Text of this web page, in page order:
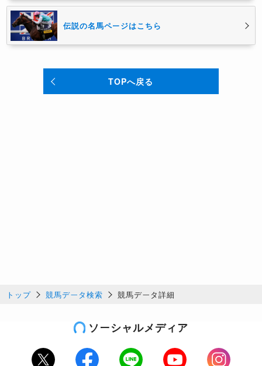
伝説の名馬ページはこちら
TOPへ戻る
トップ 競馬データ検索 競馬データ詳細
ソーシャルメディア